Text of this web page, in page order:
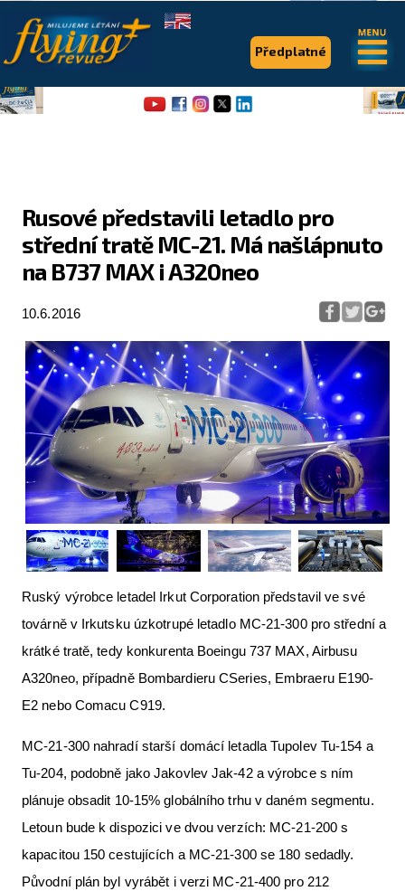
Rusové představili letadlo pro
střední tratě MC-21. Má našlápnuto
na B737 MAX i A320neo
10.6.2016
Ruský výrobce letadel Irkut Corporation představil ve své
továrně v Irkutsku úzkotrupé letadlo MC-21-300 pro střední a
krátké tratě, tedy konkurenta Boeingu 737 MAX, Airbusu
A320neo, případně Bombardieru CSeries, Embraeru E190-
E2 nebo Comacu C919.
MC-21-300 nahradí starší domácí letadla Tupolev Tu-154 a
Tu-204, podobně jako Jakovlev Jak-42 a výrobce s ním
plánuje obsadit 10-15% globálního trhu v daném segmentu.
Letoun bude k dispozici ve dvou verzích: MC-21-200 s
kapacitou 150 cestujících a MC-21-300 se 180 sedadly.
Původní plán byl vyrábět i verzi MC-21-400 pro 212
Předplatné
.
Flying Revue
Články
Pro piloty
Série & speciály
Letecká videa
Aktuální FR + archiv
Letecká muzea
VFR Communication app
The SAFE Guide app
Nabídky práce v letectví
E-SHOP